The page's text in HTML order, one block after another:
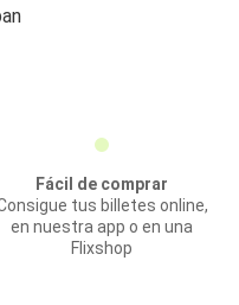
Fácil de comprar
tus billetes online,
en nuestra app o en una
Flixshop